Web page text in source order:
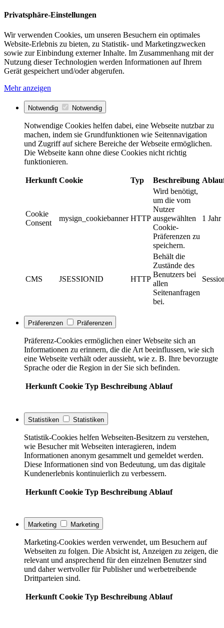
Privatsphäre-Einstellungen
Wir verwenden Cookies, um unseren Besuchern ein optimales
Website-Erlebnis zu bieten, zu Statistik- und Marketingzwecken
sowie zur Einbindung externer Inhalte. Im Zusammenhang mit der
Nutzung dieser Technologien werden Informationen auf Ihrem
Gerät gespeichert und/oder abgerufen.
Mehr anzeigen
Notwendig Notwendig
Notwendige Cookies helfen dabei, eine Webseite nutzbar zu
machen, indem sie Grundfunktionen wie Seitennavigation
und Zugriff auf sichere Bereiche der Webseite ermöglichen.
Die Webseite kann ohne diese Cookies nicht richtig
funktionieren.
Herkunft Cookie Typ Beschreibung
Cookie
Consent
mysign_cookiebanner HTTP
Wird benötigt,
um die vom
Nutzer
ausgewählten
Cookie-
Präferenzen zu
speichern.
1 Jahr
CMS JSESSIONID HTTP
Behält die
Zustände des
Benutzers bei
allen
Seitenanfragen
bei.
Präferenzen Präferenzen
Präferenz-Cookies ermöglichen einer Webseite sich an
Informationen zu erinnern, die die Art beeinflussen, wie sich
eine Webseite verhält oder aussieht, wie z. B. Ihre bevorzugte
Sprache oder die Region in der Sie sich befinden.
Herkunft Cookie Typ Beschreibung Ablauf
Statistiken Statistiken
Statistik-Cookies helfen Webseiten-Besitzern zu verstehen,
wie Besucher mit Webseiten interagieren, indem
Informationen anonym gesammelt und gemeldet werden.
Diese Informationen sind von Bedeutung, um das digitale
Kundenerlebnis kontinuierlich zu verbessern.
Herkunft Cookie Typ Beschreibung Ablauf
Marketing Marketing
Marketing-Cookies werden verwendet, um Besuchern auf
Webseiten zu folgen. Die Absicht ist, Anzeigen zu zeigen, die
relevant und ansprechend für den einzelnen Benutzer sind
und daher wertvoller für Publisher und werbetreibende
Drittparteien sind.
Herkunft Cookie Typ Beschreibung Ablauf